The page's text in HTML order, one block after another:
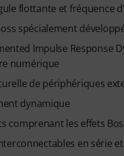
flottante et fréquence
spécialement
Impulse Response
numérique
de périphériques
dynamique
comprenant les effets
en série